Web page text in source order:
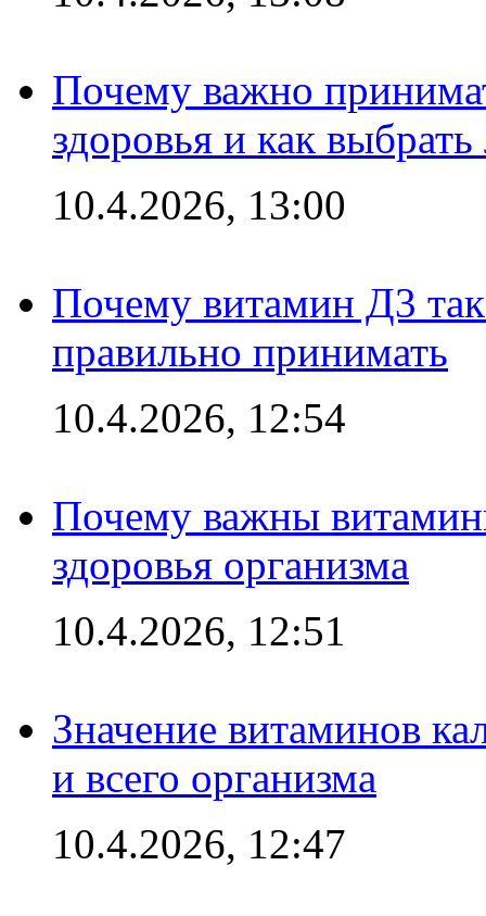
Почему важно
здоровья и как
10.4.2026, 13:00
Почему витамин Д3 так
правильно принимать
10.4.2026, 12:54
Почему важны
здоровья организма
10.4.2026, 12:51
Значение витаминов
и всего организма
10.4.2026, 12:47